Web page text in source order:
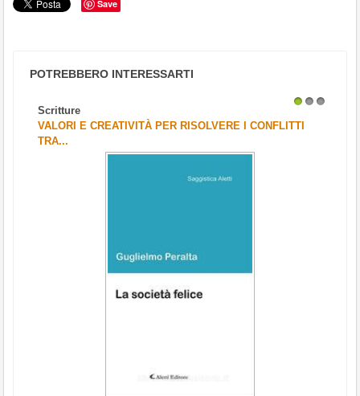
Save
POTREBBERO INTERESSARTI
Scritture
VALORI E CREATIVITÀ PER RISOLVERE I CONFLITTI
TRA...